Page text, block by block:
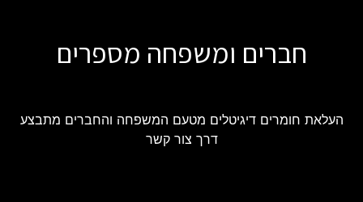
חברים ומשפחה מספרים
העלאת חומרים דיגיטלים מטעם המשפחה והחברים מתבצע
דרך צור קשר